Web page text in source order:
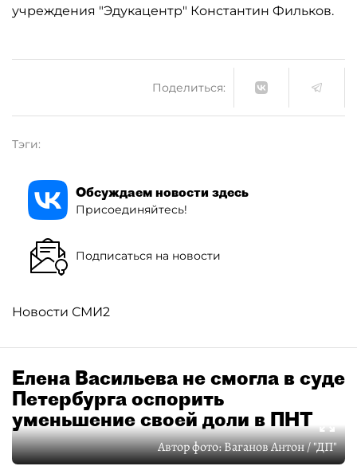
учреждения "Эдукацентр" Константин Фильков.
Поделиться:
Тэги:
Обсуждаем новости здесь
Присоединяйтесь!
Подписаться на новости
Новости СМИ2
Елена Васильева не смогла в суде
Петербурга оспорить
уменьшение своей доли в ПНТ
Автор фото:Ваганов Антон / "ДП"